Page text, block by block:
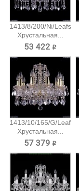
1413/8/200/Ni/Leafs
Хрустальная...
53 422 ₽
1413/10/165/G/Leafs
Хрустальная...
57 379 ₽